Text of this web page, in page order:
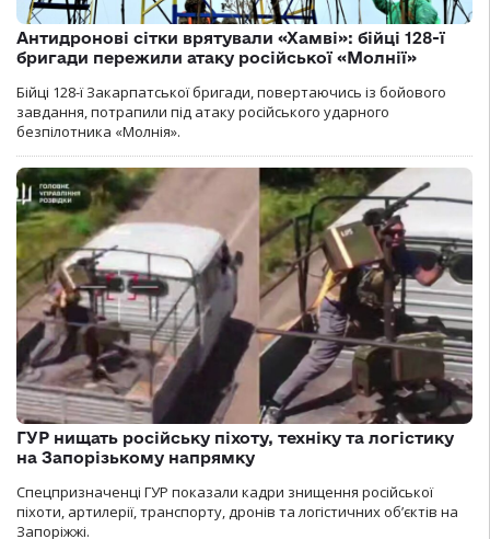
Антидронові сітки врятували «Хамві»: бійці 128-ї
бригади пережили атаку російської «Молнії»
Бійці 128-ї Закарпатської бригади, повертаючись із бойового
завдання, потрапили під атаку російського ударного
безпілотника «Молнія».
ГУР нищать російську піхоту, техніку та логістику
на Запорізькому напрямку
Спецпризначенці ГУР показали кадри знищення російської
піхоти, артилерії, транспорту, дронів та логістичних об’єктів на
Запоріжжі.